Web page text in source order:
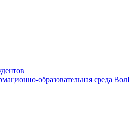
образовательная среда